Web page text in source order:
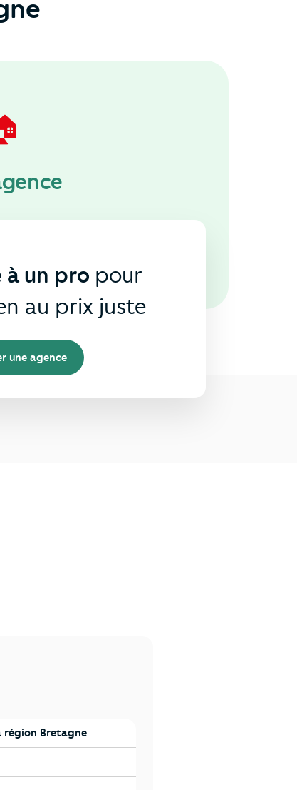
à un pro pour
au prix juste
une agence
région Bretagne